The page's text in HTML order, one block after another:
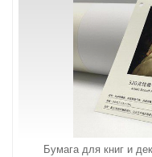
Бумага для книг и